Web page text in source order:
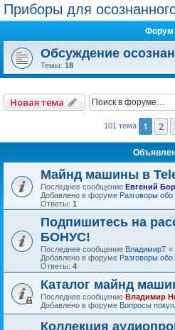
Приборы для
Форум
Обсуждение
Темы: 18
Новая тема
101 тема 1 2
Майнд машины в
Последнее сообщение Евгений
Добавлено в форуме Разговоры
Ответы: 1
Подпишитесь на
БОНУС!
Последнее сообщение ВладимирТ «
Добавлено в форуме Разговоры
Ответы: 4
Каталог майнд
Последнее сообщение Владимир
Добавлено в форуме Вопросы
Коллекция